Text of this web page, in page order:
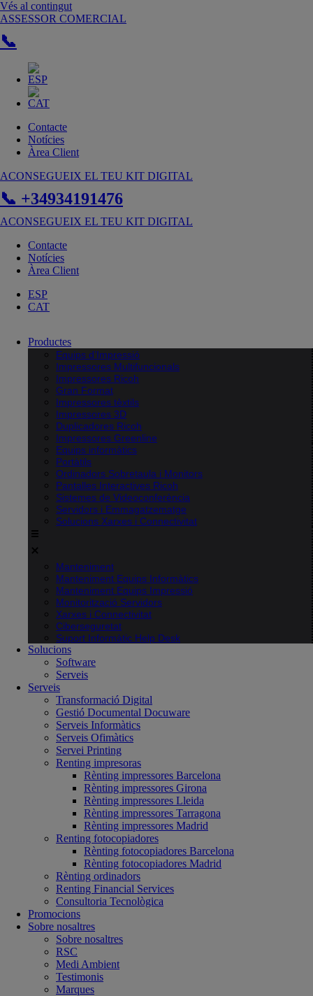
Vés al contingut
ASSESSOR COMERCIAL
📞
Contacte
Notícies
Àrea Client
ACONSEGUEIX EL TEU KIT DIGITAL
📞 +34934191476
ACONSEGUEIX EL TEU KIT DIGITAL
Contacte
Notícies
Àrea Client
ESP
CAT
Productes
Equips d’Impressió
Impressores Multifuncionals
Impressores Ricoh
Gran Format
Impressores tèxtils
Impressores 3D
Duplicadores Ricoh
Impressores Greenline
Equips informàtics
Portàtils
Ordinadors Sobretaula i Monitors
Pantalles Interactives Ricoh
Sistemes de Videoconferència
Servidors i Emmagatzematge
Solucions Xarxes i Connectivitat
Manteniment
Manteniment Equips Informàtics
Manteniment Equips Impressió
Monitorització Servidors
Xarxes i Connectivitat
Ciberseguretat
Suport Informàtic Help Desk
Solucions
Software
Serveis
Serveis
Transformació Digital
Gestió Documental Docuware
Serveis Informàtics
Serveis Ofimàtics
Servei Printing
Renting impresoras
Rènting impressores Barcelona
Rènting impressores Girona
Rènting impressores Lleida
Rènting impressores Tarragona
Rènting impressores Madrid
Renting fotocopiadores
Rènting fotocopiadores Barcelona
Rènting fotocopiadores Madrid
Rènting ordinadors
Renting Financial Services
Consultoria Tecnològica
Promocions
Sobre nosaltres
Sobre nosaltres
RSC
Medi Ambient
Testimonis
Marques